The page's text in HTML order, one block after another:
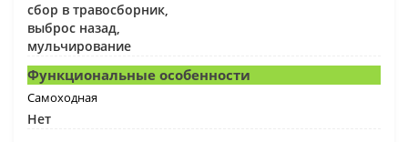
сбор в травосборник,
выброс назад,
мульчирование
Функциональные особенности
Самоходная
Нет